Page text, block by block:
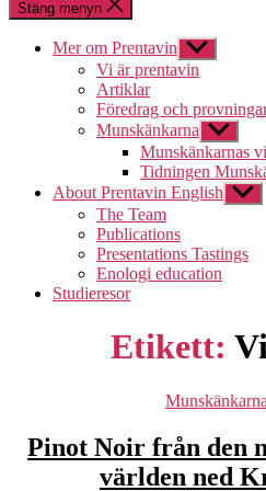
Stäng menyn
Mer om Prentavin Visa
undermeny
Vi är prentavin
Artiklar
Föredrag och
Munskänkarna Visa
Munskänkarnas
Tidningen
About Prentavin English Visa
The Team
Publications
Presentations Tastings
Enologi education
Studieresor
Etikett:
Munskänkarna
Pinot Noir från den
världen ned